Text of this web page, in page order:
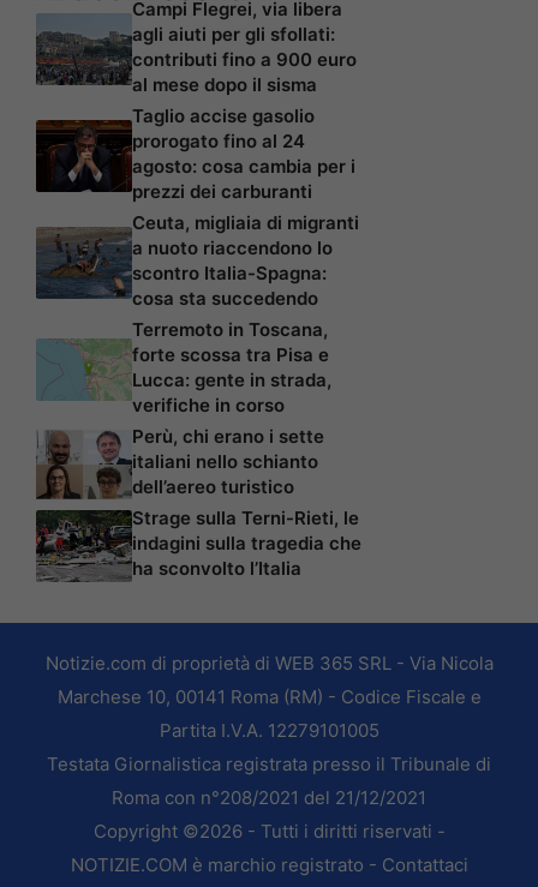
Campi Flegrei, via libera
agli aiuti per gli sfollati:
contributi fino a 900 euro
al mese dopo il sisma
Taglio accise gasolio
prorogato fino al 24
agosto: cosa cambia per i
prezzi dei carburanti
Ceuta, migliaia di migranti
a nuoto riaccendono lo
scontro Italia-Spagna:
cosa sta succedendo
Terremoto in Toscana,
forte scossa tra Pisa e
Lucca: gente in strada,
verifiche in corso
Perù, chi erano i sette
italiani nello schianto
dell’aereo turistico
Strage sulla Terni-Rieti, le
indagini sulla tragedia che
ha sconvolto l’Italia
Notizie.com di proprietà di WEB 365 SRL - Via Nicola
Marchese 10, 00141 Roma (RM) - Codice Fiscale e
Partita I.V.A. 12279101005
Testata Giornalistica registrata presso il Tribunale di
Roma con n°208/2021 del 21/12/2021
Copyright ©2026 - Tutti i diritti riservati -
NOTIZIE.COM è marchio registrato - Contattaci